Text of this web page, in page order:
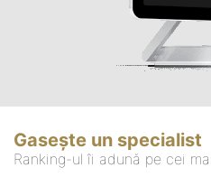
Gasește un specialist
Ranking-ul îi adună pe cei